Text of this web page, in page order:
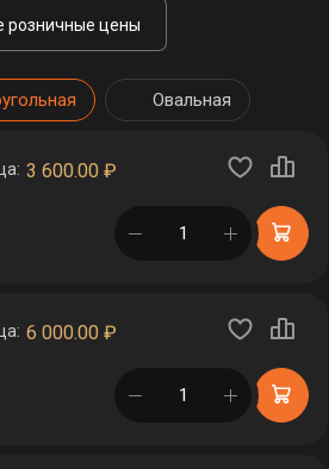
розничные цены
Овальная
3 600.00 ₽
в корзине
6 000.00 ₽
в корзине